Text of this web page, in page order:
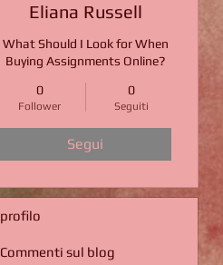
Eliana Russell
What Should I Look for When
Buying Assignments Online?
0
Follower
0
Seguiti
Segui
profilo
Commenti sul blog